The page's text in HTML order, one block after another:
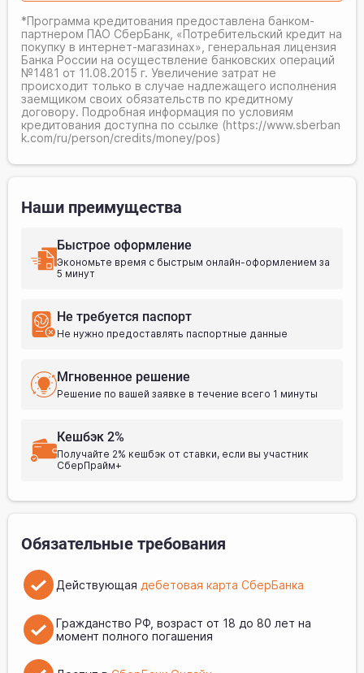
*Программа кредитования предоставлена банком-
партнером ПАО СберБанк, «Потребительский кредит на
покупку в интернет-магазинах», генеральная лицензия
Банка России на осуществление банковских операций
№1481 от 11.08.2015 г. Увеличение затрат не
происходит только в случае надлежащего исполнения
заемщиком своих обязательств по кредитному
договору. Подробная информация по условиям
кредитования доступна по ссылке (https://www.sberban
k.com/ru/person/credits/money/pos)
Наши преимущества
Быстрое оформление
Экономьте время с быстрым онлайн-оформлением за
5 минут
Не требуется паспорт
Не нужно предоставлять паспортные данные
Мгновенное решение
Решение по вашей заявке в течение всего 1 минуты
Кешбэк 2%
Получайте 2% кешбэк от ставки, если вы участник
СберПрайм+
Обязательные требования
Действующая дебетовая карта СберБанка
Гражданство РФ, возраст от 18 до 80 лет на
момент полного погашения